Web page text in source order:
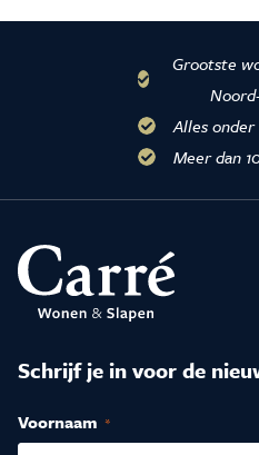
Grootste
Alles onder
Meer dan
Schrijf je in voor de
Voornaam (Vereist)